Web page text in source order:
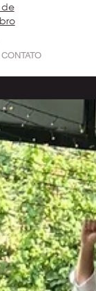
CONTATO